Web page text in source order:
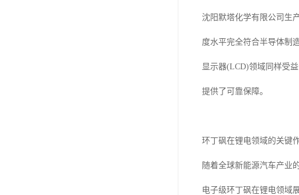
沈阳默塔化学有限公司生
度水平完全符合半导体制
显示器(LCD)领域同样受
提供了可靠保障。
环丁砜在锂电领域的关键
随着全球新能源汽车产业
电子级环丁砜在锂电领域